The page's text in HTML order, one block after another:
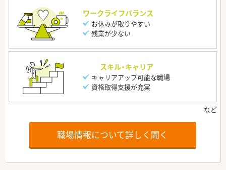
ワークライフバランス
お休みが取りやすい
残業が少ない
スキル・キャリア
キャリアアップ可能な職場
資格取得支援が充実
職場情報について詳しく聞く